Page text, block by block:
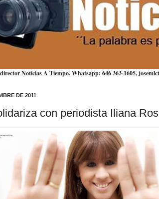
Noticias A Tiempo. Whatsapp: 646 363-1605,
DE 2011
con periodista Iliana